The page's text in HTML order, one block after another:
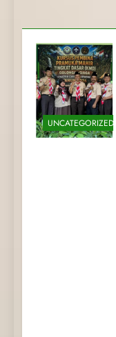
Kepedulian
Pramuka
Kepedulian
UNCATEGORIZED